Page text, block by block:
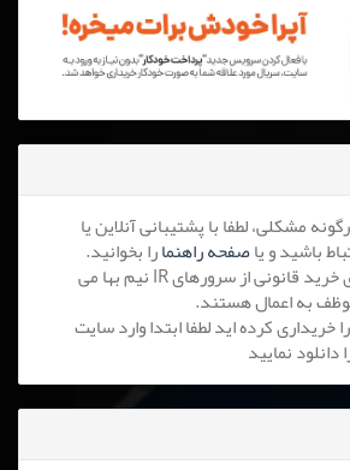
باشید و یاصفحه راهنمارا بخوانید.
2-مصرف اینترنت برای خرید قانونی از سرورهای IR نیم بها می
به اعمال هستند.
کرده اید لطفا ابتدا وارد سایت
نمایید